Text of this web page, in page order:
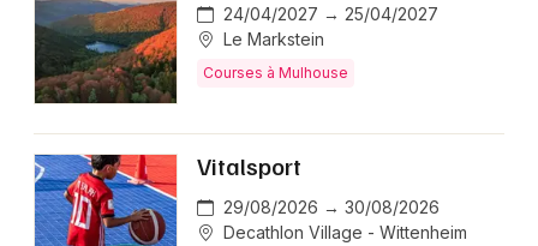
24/04/2027 → 25/04/2027
Le Markstein
Courses à Mulhouse
Vitalsport
29/08/2026 → 30/08/2026
Decathlon Village - Wittenheim